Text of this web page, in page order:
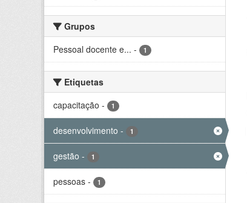
Grupos
Pessoal docente e... - 1
Etiquetas
capacitação - 1
desenvolvimento - 1
gestão - 1
pessoas - 1